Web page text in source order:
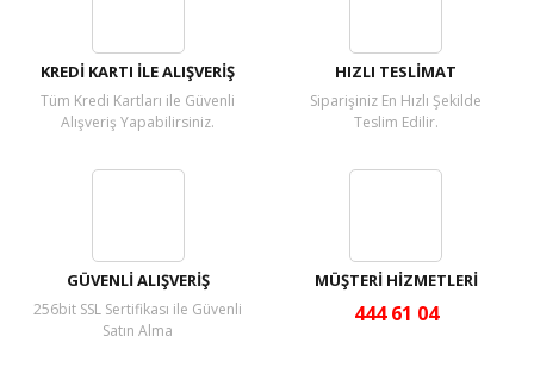
KREDİ KARTI İLE ALIŞVERİŞ
Tüm Kredi Kartları ile Güvenli
Alışveriş Yapabilirsiniz.
HIZLI TESLİMAT
Siparişiniz En Hızlı Şekilde
Teslim Edilir.
GÜVENLİ ALIŞVERİŞ
256bit SSL Sertifikası ile Güvenli
Satın Alma
MÜŞTERİ HİZMETLERİ
444 61 04